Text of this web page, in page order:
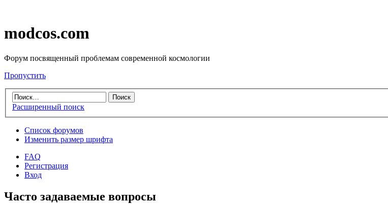
modcos.com
Форум посвященный проблемам современной космологии
Пропустить
Расширенный поиск
Список форумов
Изменить размер шрифта
FAQ
Регистрация
Вход
Часто задаваемые вопросы